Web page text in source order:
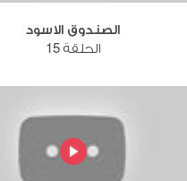
الصندوق الاسود
الحلقة 15